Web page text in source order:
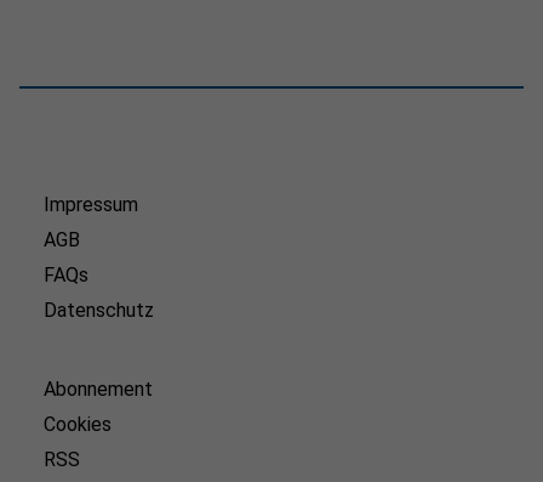
Impressum
AGB
FAQs
Datenschutz
Abonnement
Cookies
RSS